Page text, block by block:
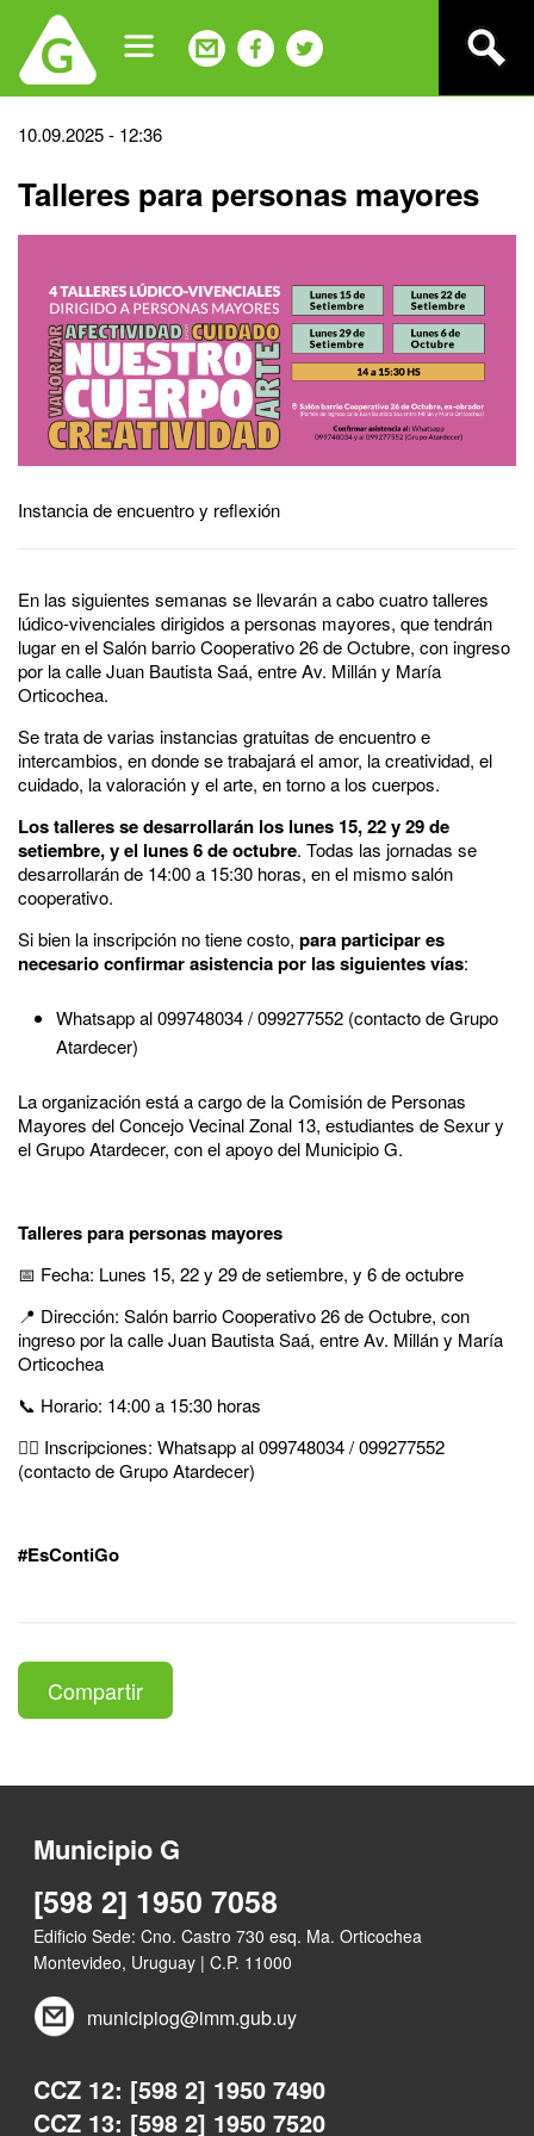
navigation
Back
top
10.09.2025 - 12:36
Talleres para personas mayores
Instancia de encuentro y reflexión
En las siguientes semanas se llevarán a cabo cuatro talleres
lúdico-vivenciales dirigidos a personas mayores, que tendrán
lugar en el Salón barrio Cooperativo 26 de Octubre, con ingreso
por la calle Juan Bautista Saá, entre Av. Millán y María
Orticochea.
Se trata de varias instancias gratuitas de encuentro e
intercambios, en donde se trabajará el amor, la creatividad, el
cuidado, la valoración y el arte, en torno a los cuerpos.
Los talleres se desarrollarán los lunes 15, 22 y 29 de
setiembre, y el lunes 6 de octubre. Todas las jornadas se
desarrollarán de 14:00 a 15:30 horas, en el mismo salón
cooperativo.
Si bien la inscripción no tiene costo, para participar es
necesario confirmar asistencia por las siguientes vías:
Whatsapp al 099748034 / 099277552 (contacto de Grupo
Atardecer)
La organización está a cargo de la Comisión de Personas
Mayores del Concejo Vecinal Zonal 13, estudiantes de Sexur y
el Grupo Atardecer, con el apoyo del Municipio G.
Talleres para personas mayores
📅 Fecha: Lunes 15, 22 y 29 de setiembre, y 6 de octubre
📍 Dirección: Salón barrio Cooperativo 26 de Octubre, con
ingreso por la calle Juan Bautista Saá, entre Av. Millán y María
Orticochea
📞 Horario: 14:00 a 15:30 horas
✍🏾 Inscripciones: Whatsapp al 099748034 / 099277552
(contacto de Grupo Atardecer)
#EsContiGo
Compartir
Municipio G
[598 2] 1950 7058
Edificio Sede: Cno. Castro 730 esq. Ma. Orticochea
Montevideo, Uruguay | C.P. 11000
municipiog@imm.gub.uy
CCZ 12: [598 2] 1950 7490
CCZ 13: [598 2] 1950 7520